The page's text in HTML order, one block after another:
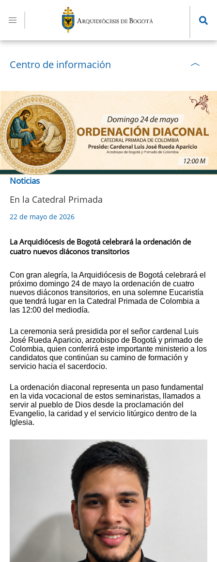
contenido
principal
Centro de información
Noticias
En la Catedral Primada
22 de mayo de 2026
La Arquidiócesis de Bogotá celebrará la ordenación de
cuatro nuevos diáconos transitorios
Con gran alegría, la Arquidiócesis de Bogotá celebrará el
próximo domingo 24 de mayo la ordenación de cuatro
nuevos diáconos transitorios, en una solemne Eucaristía
que tendrá lugar en la Catedral Primada de Colombia a
las 12:00 del mediodía.
La ceremonia será presidida por el señor cardenal Luis
José Rueda Aparicio, arzobispo de Bogotá y primado de
Colombia, quien conferirá este importante ministerio a los
candidatos que continúan su camino de formación y
servicio hacia el sacerdocio.
La ordenación diaconal representa un paso fundamental
en la vida vocacional de estos seminaristas, llamados a
servir al pueblo de Dios desde la proclamación del
Evangelio, la caridad y el servicio litúrgico dentro de la
Iglesia.